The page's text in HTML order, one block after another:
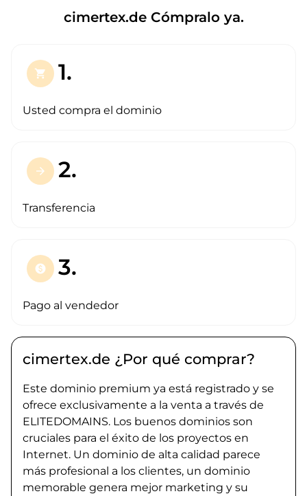
cimertex.de Cómpralo ya.
shopping_cart 1.
Usted compra el dominio
arrow_forward 2.
Transferencia
paid 3.
Pago al vendedor
cimertex.de ¿Por qué comprar?
Este dominio premium ya está registrado y se
ofrece exclusivamente a la venta a través de
ELITEDOMAINS. Los buenos dominios son
cruciales para el éxito de los proyectos en
Internet. Un dominio de alta calidad parece
más profesional a los clientes, un dominio
memorable genera mejor marketing y su